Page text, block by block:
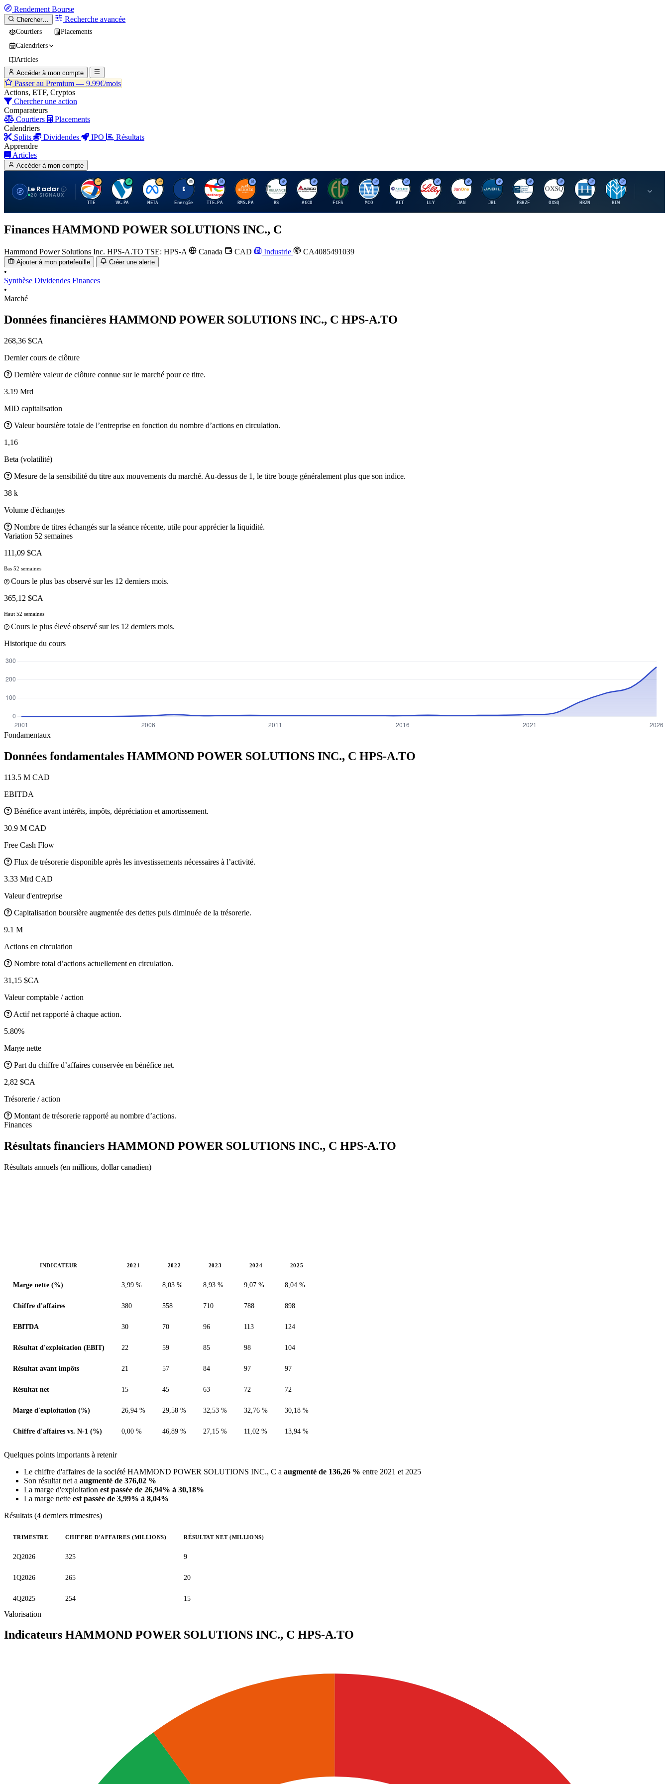
Rendement Bourse
Chercher… Recherche avancée
Courtiers
Placements
Calendriers
Articles
Accéder à mon compte
Passer au Premium — 9.99€/mois
Actions, ETF, Cryptos
Chercher une action
Comparateurs
Courtiers
Placements
Calendriers
Splits
Dividendes IPO
Résultats
Apprendre
Articles
Accéder à mon compte
Le Radar
20 SIGNAUX
T
TTE
V
VK.PA
M
META
E
Energie
T
TTE.PA
H
RMS.PA
R
RS
A
AGCO
F
FCFS
M
MCO
A
AIT
E
LLY
J
JAN
J
JBL
P
PSHZF
O
OXSQ
H
HRZN
H
HIW
U
Finances HAMMOND POWER SOLUTIONS INC., C
Hammond Power Solutions Inc. HPS-A.TO TSE: HPS-A Canada CAD Industrie CA4085491039
Ajouter à mon portefeuille Créer une alerte
•
Synthèse Dividendes Finances
•
Marché
Données financières HAMMOND POWER SOLUTIONS INC., C HPS-A.TO
268,36 $CA
Dernier cours de clôture
Dernière valeur de clôture connue sur le marché pour ce titre.
3.19 Mrd
MID capitalisation
Valeur boursière totale de l’entreprise en fonction du nombre d’actions en circulation.
1,16
Beta (volatilité)
Mesure de la sensibilité du titre aux mouvements du marché. Au-dessus de 1, le titre bouge généralement plus que son indice.
38 k
Volume d'échanges
Nombre de titres échangés sur la séance récente, utile pour apprécier la liquidité.
Variation 52 semaines
111,09 $CA
Bas 52 semaines
Cours le plus bas observé sur les 12 derniers mois.
365,12 $CA
Haut 52 semaines
Cours le plus élevé observé sur les 12 derniers mois.
Historique du cours
Fondamentaux
Données fondamentales HAMMOND POWER SOLUTIONS INC., C HPS-A.TO
113.5 M CAD
EBITDA
Bénéfice avant intérêts, impôts, dépréciation et amortissement.
30.9 M CAD
Free Cash Flow
Flux de trésorerie disponible après les investissements nécessaires à l’activité.
3.33 Mrd CAD
Valeur d'entreprise
Capitalisation boursière augmentée des dettes puis diminuée de la trésorerie.
9.1 M
Actions en circulation
Nombre total d’actions actuellement en circulation.
31,15 $CA
Valeur comptable / action
Actif net rapporté à chaque action.
5.80%
Marge nette
Part du chiffre d’affaires conservée en bénéfice net.
2,82 $CA
Trésorerie / action
Montant de trésorerie rapporté au nombre d’actions.
Finances
Résultats financiers HAMMOND POWER SOLUTIONS INC., C HPS-A.TO
Résultats annuels (en millions, dollar canadien)
INDICATEUR 2021 2022 2023 2024 2025
Marge nette (%) 3,99 % 8,03 % 8,93 % 9,07 % 8,04 %
Chiffre d'affaires 380 558 710 788 898
EBITDA 30 70 96 113 124
Résultat d'exploitation (EBIT) 22 59 85 98 104
Résultat avant impôts 21 57 84 97 97
Résultat net 15 45 63 72 72
Marge d'exploitation (%) 26,94 % 29,58 % 32,53 % 32,76 % 30,18 %
Chiffre d'affaires vs. N-1 (%) 0,00 % 46,89 % 27,15 % 11,02 % 13,94 %
Quelques points importants à retenir
Le chiffre d'affaires de la société HAMMOND POWER SOLUTIONS INC., C a augmenté de 136,26 % entre 2021 et 2025
Son résultat net a augmenté de 376,02 %
La marge d'exploitation est passée de 26,94% à 30,18%
La marge nette est passée de 3,99% à 8,04%
Résultats (4 derniers trimestres)
TRIMESTRE CHIFFRE D'AFFAIRES (MILLIONS) RÉSULTAT NET (MILLIONS)
2Q2026 325 9
1Q2026 265 20
4Q2025 254 15
Valorisation
Indicateurs HAMMOND POWER SOLUTIONS INC., C HPS-A.TO